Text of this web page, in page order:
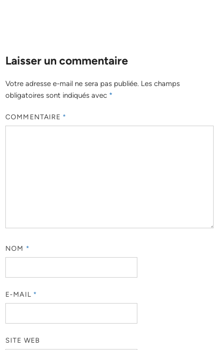
Laisser un commentaire
Votre adresse e-mail ne sera pas publiée. Les champs
obligatoires sont indiqués avec *
COMMENTAIRE *
NOM *
E-MAIL *
SITE WEB